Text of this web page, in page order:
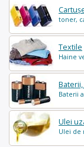
toner,
Textile
Haine
Baterii
Ulei
Ulei de